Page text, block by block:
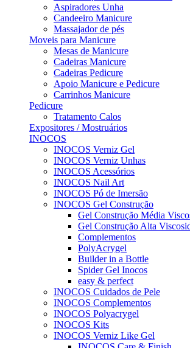
Aspiradores Unha
Candeeiro Manicure
Massajador de pés
Moveis para Manicure
Mesas de Manicure
Cadeiras Manicure
Cadeiras Pedicure
Apoio Manicure e Pedicure
Carrinhos Manicure
Pedicure
Tratamento Calos
Expositores / Mostruários
INOCOS
INOCOS Verniz Gel
INOCOS Verniz Unhas
INOCOS Acessórios
INOCOS Nail Art
INOCOS Pó de Imersão
INOCOS Gel Construção
Gel Construção Média
Gel Construção Alta
Complementos
PolyAcrygel
Builder in a Bottle
Spider Gel Inocos
easy & perfect
INOCOS Cuidados de Pele
INOCOS Complementos
INOCOS Polyacrygel
INOCOS Kits
INOCOS Verniz Like Gel